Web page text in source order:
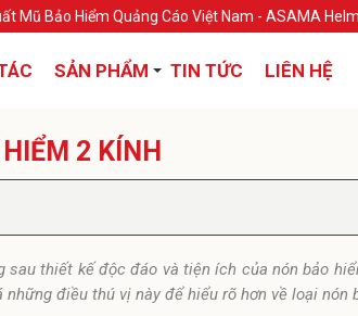
Mũ Bảo Hiểm Quảng Cáo Việt Nam - ASAMA
SẢN PHẨM TIN TỨC LIÊN HỆ
2 KÍNH
thiết kế độc đáo và tiện ích của nón bảo
điều thú vị này để hiểu rõ hơn về loại nón